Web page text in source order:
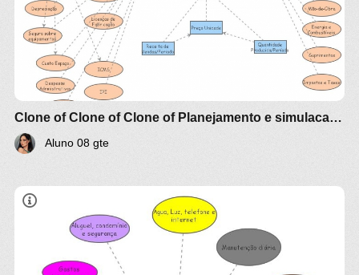
Clone of Clone of Clone of Planejamento e simulacao de Custo producao Industrial - Modelagem (aluno08)
Aluno 08 gte